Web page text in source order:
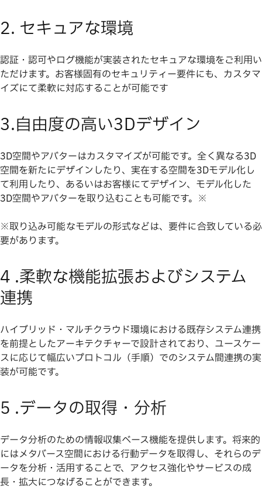
2. セキュアな環境
認証・認可やログ機能が実装されたセキュアな環境をご利用い
ただけます。お客様固有のセキュリティー要件にも、カスタマ
イズにて柔軟に対応することが可能です
3.自由度の高い3Dデザイン
3D空間やアバターはカスタマイズが可能です。全く異なる3D
空間を新たにデザインしたり、実在する空間を3Dモデル化し
て利用したり、あるいはお客様にてデザイン、モデル化した
3D空間やアバターを取り込むことも可能です。※
※取り込み可能なモデルの形式などは、要件に合致している必
要があります。
4 .柔軟な機能拡張およびシステム
連携
ハイブリッド・マルチクラウド環境における既存システム連携
を前提としたアーキテクチャーで設計されており、ユースケー
スに応じて幅広いプロトコル（手順）でのシステム間連携の実
装が可能です。
5 .データの取得・分析
データ分析のための情報収集ベース機能を提供します。将来的
にはメタバース空間における行動データを取得し、それらのデ
ータを分析・活用することで、アクセス強化やサービスの成
長・拡大につなげることができます。